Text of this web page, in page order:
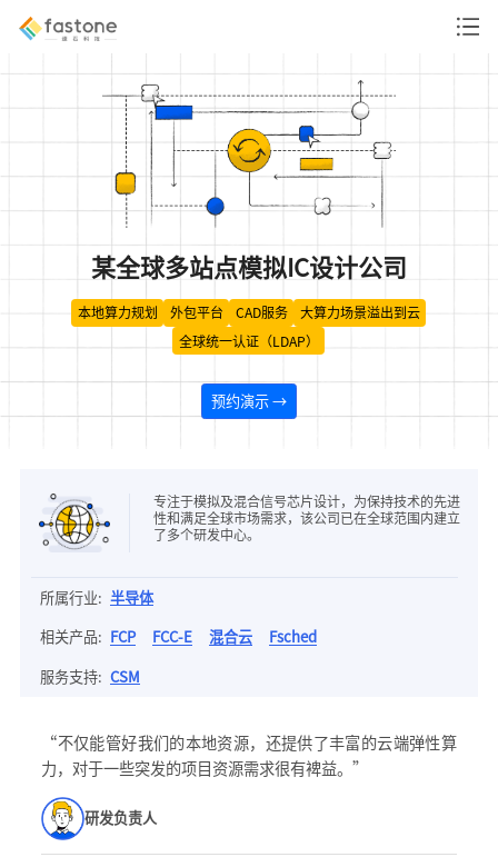
某全球多站点模拟IC设计公司
本地算力规划 外包平台 CAD服务 大算力场景溢出到云
全球统一认证（LDAP）
预约演示 →
专注于模拟及混合信号芯片设计，为保持技术的先进
性和满足全球市场需求，该公司已在全球范围内建立
了多个研发中心。
所属行业: 半导体
相关产品: FCP FCC-E 混合云 Fsched
服务支持: CSM
“不仅能管好我们的本地资源，还提供了丰富的云端弹性算
力，对于一些突发的项目资源需求很有裨益。”
研发负责人